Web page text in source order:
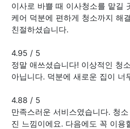
이사로 바쁠 때 이사청소를 맡길
케어 덕분에 편하게 청소까지 해
친절하셨습니다.
4.95 / 5
정말 애쓰셨습니다! 이상적인 청
아닙니다. 덕분에 새로운 집이 너
4.88 / 5
만족스러운 서비스였습니다. 청
진 느낌이에요. 다음에도 꼭 이용